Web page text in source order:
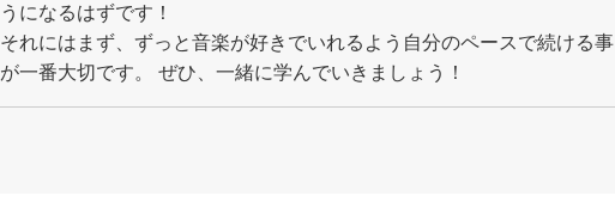
うになるはずです！
それにはまず、ずっと音楽が好きでいれるよう自分のペースで続ける事
が一番大切です。 ぜひ、一緒に学んでいきましょう！